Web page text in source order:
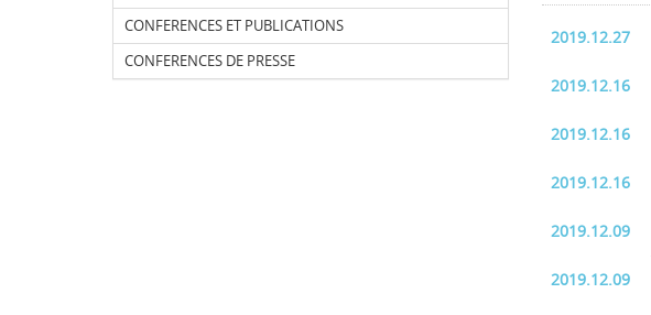
CONFERENCES ET PUBLICATIONS
CONFERENCES DE PRESSE
2019.12.27
2019.12.16
2019.12.16
2019.12.16
2019.12.09
2019.12.09